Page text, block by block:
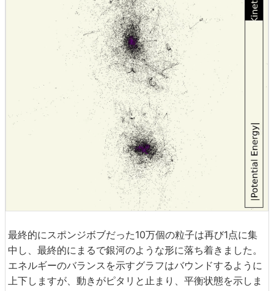
最終的にスポンジボブだった10万個の粒子は再び1点に集
中し、最終的にまるで銀河のような形に落ち着きました。
エネルギーのバランスを示すグラフはバウンドするように
上下しますが、動きがピタリと止まり、平衡状態を示しま